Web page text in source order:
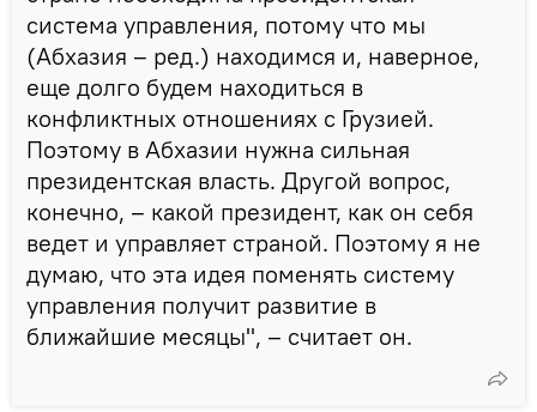
система управления, потому что мы
(Абхазия – ред.) находимся и, наверное,
еще долго будем находиться в
конфликтных отношениях с Грузией.
Поэтому в Абхазии нужна сильная
президентская власть. Другой вопрос,
конечно, – какой президент, как он себя
ведет и управляет страной. Поэтому я не
думаю, что эта идея поменять систему
управления получит развитие в
ближайшие месяцы", – считает он.